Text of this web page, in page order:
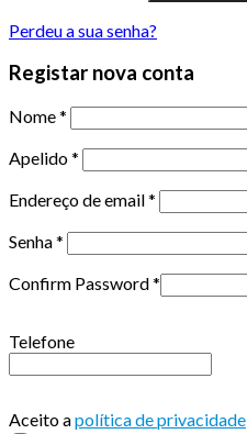
Perdeu a sua senha?
Registar nova conta
Nome*
Apelido*
Endereço de email*
Senha*
Confirm Password*
Telefone
Aceito apolítica de privacidade